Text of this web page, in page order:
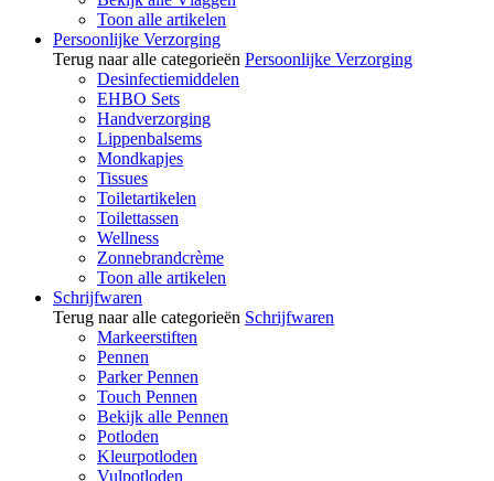
Toon alle artikelen
Persoonlijke Verzorging
Terug naar alle categorieën Persoonlijke Verzorging
Desinfectiemiddelen
EHBO Sets
Handverzorging
Lippenbalsems
Mondkapjes
Tissues
Toiletartikelen
Toilettassen
Wellness
Zonnebrandcrème
Toon alle artikelen
Schrijfwaren
Terug naar alle categorieën Schrijfwaren
Markeerstiften
Pennen
Parker Pennen
Touch Pennen
Bekijk alle Pennen
Potloden
Kleurpotloden
Vulpotloden